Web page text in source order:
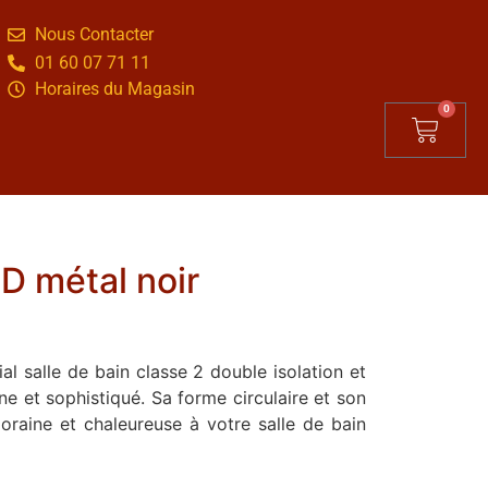
Nous Contacter
01 60 07 71 11
Horaires du Magasin
0
métal noir
salle de bain classe 2 double isolation et
et sophistiqué. Sa forme circulaire et son
et chaleureuse à votre salle de bain